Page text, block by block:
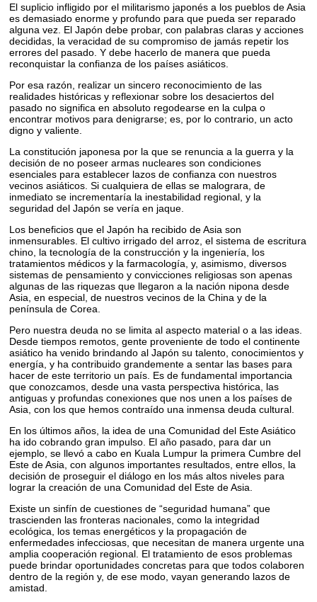
El suplicio infligido por el militarismo japonés a los pueblos de Asia
es demasiado enorme y profundo para que pueda ser reparado
alguna vez. El Japón debe probar, con palabras claras y acciones
decididas, la veracidad de su compromiso de jamás repetir los
errores del pasado. Y debe hacerlo de manera que pueda
reconquistar la confianza de los países asiáticos.
Por esa razón, realizar un sincero reconocimiento de las
realidades históricas y reflexionar sobre los desaciertos del
pasado no significa en absoluto regodearse en la culpa o
encontrar motivos para denigrarse; es, por lo contrario, un acto
digno y valiente.
La constitución japonesa por la que se renuncia a la guerra y la
decisión de no poseer armas nucleares son condiciones
esenciales para establecer lazos de confianza con nuestros
vecinos asiáticos. Si cualquiera de ellas se malograra, de
inmediato se incrementaría la inestabilidad regional, y la
seguridad del Japón se vería en jaque.
Los beneficios que el Japón ha recibido de Asia son
inmensurables. El cultivo irrigado del arroz, el sistema de escritura
chino, la tecnología de la construcción y la ingeniería, los
tratamientos médicos y la farmacología, y, asimismo, diversos
sistemas de pensamiento y convicciones religiosas son apenas
algunas de las riquezas que llegaron a la nación nipona desde
Asia, en especial, de nuestros vecinos de la China y de la
península de Corea.
Pero nuestra deuda no se limita al aspecto material o a las ideas.
Desde tiempos remotos, gente proveniente de todo el continente
asiático ha venido brindando al Japón su talento, conocimientos y
energía, y ha contribuido grandemente a sentar las bases para
hacer de este territorio un país. Es de fundamental importancia
que conozcamos, desde una vasta perspectiva histórica, las
antiguas y profundas conexiones que nos unen a los países de
Asia, con los que hemos contraído una inmensa deuda cultural.
En los últimos años, la idea de una Comunidad del Este Asiático
ha ido cobrando gran impulso. El año pasado, para dar un
ejemplo, se llevó a cabo en Kuala Lumpur la primera Cumbre del
Este de Asia, con algunos importantes resultados, entre ellos, la
decisión de proseguir el diálogo en los más altos niveles para
lograr la creación de una Comunidad del Este de Asia.
Existe un sinfín de cuestiones de “seguridad humana” que
trascienden las fronteras nacionales, como la integridad
ecológica, los temas energéticos y la propagación de
enfermedades infecciosas, que necesitan de manera urgente una
amplia cooperación regional. El tratamiento de esos problemas
puede brindar oportunidades concretas para que todos colaboren
dentro de la región y, de ese modo, vayan generando lazos de
amistad.